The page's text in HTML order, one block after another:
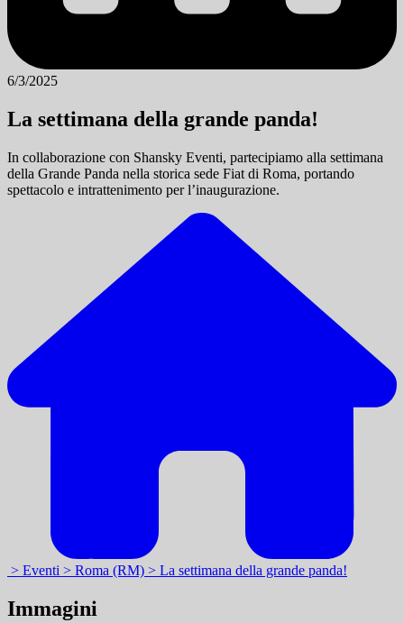
6/3/2025
La settimana della grande panda!
In collaborazione con Shansky Eventi, partecipiamo alla settimana
della Grande Panda nella storica sede Fiat di Roma, portando
spettacolo e intrattenimento per l’inaugurazione.
> Eventi > Roma (RM) > La settimana della grande panda!
Immagini